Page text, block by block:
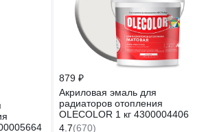
879 ₽
Акриловая эмаль для
радиаторов отопления
OLECOLOR 1 кг 4300004406
4.7(670)